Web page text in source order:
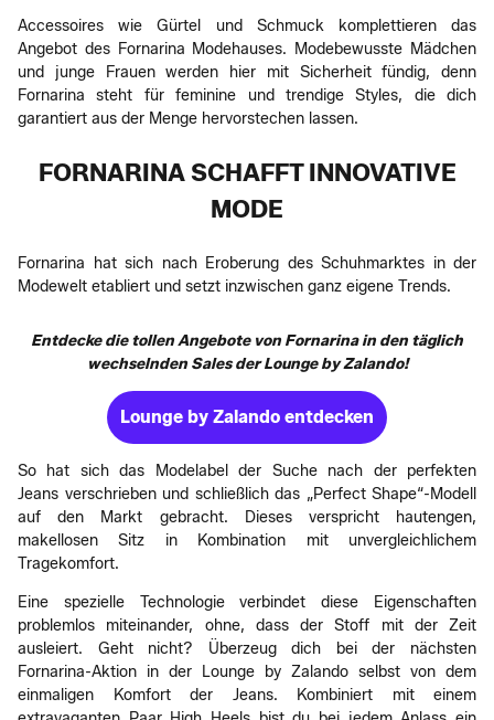
Accessoires wie Gürtel und Schmuck komplettieren das
Angebot des Fornarina Modehauses. Modebewusste Mädchen
und junge Frauen werden hier mit Sicherheit fündig, denn
Fornarina steht für feminine und trendige Styles, die dich
garantiert aus der Menge hervorstechen lassen.
FORNARINA SCHAFFT INNOVATIVE
MODE
Fornarina hat sich nach Eroberung des Schuhmarktes in der
Modewelt etabliert und setzt inzwischen ganz eigene Trends.
Entdecke die tollen Angebote von Fornarina in den täglich
wechselnden Sales der Lounge by Zalando!
Lounge by Zalando entdecken
So hat sich das Modelabel der Suche nach der perfekten
Jeans verschrieben und schließlich das „Perfect Shape“-Modell
auf den Markt gebracht. Dieses verspricht hautengen,
makellosen Sitz in Kombination mit unvergleichlichem
Tragekomfort.
Eine spezielle Technologie verbindet diese Eigenschaften
problemlos miteinander, ohne, dass der Stoff mit der Zeit
ausleiert. Geht nicht? Überzeug dich bei der nächsten
Fornarina-Aktion in der Lounge by Zalando selbst von dem
einmaligen Komfort der Jeans. Kombiniert mit einem